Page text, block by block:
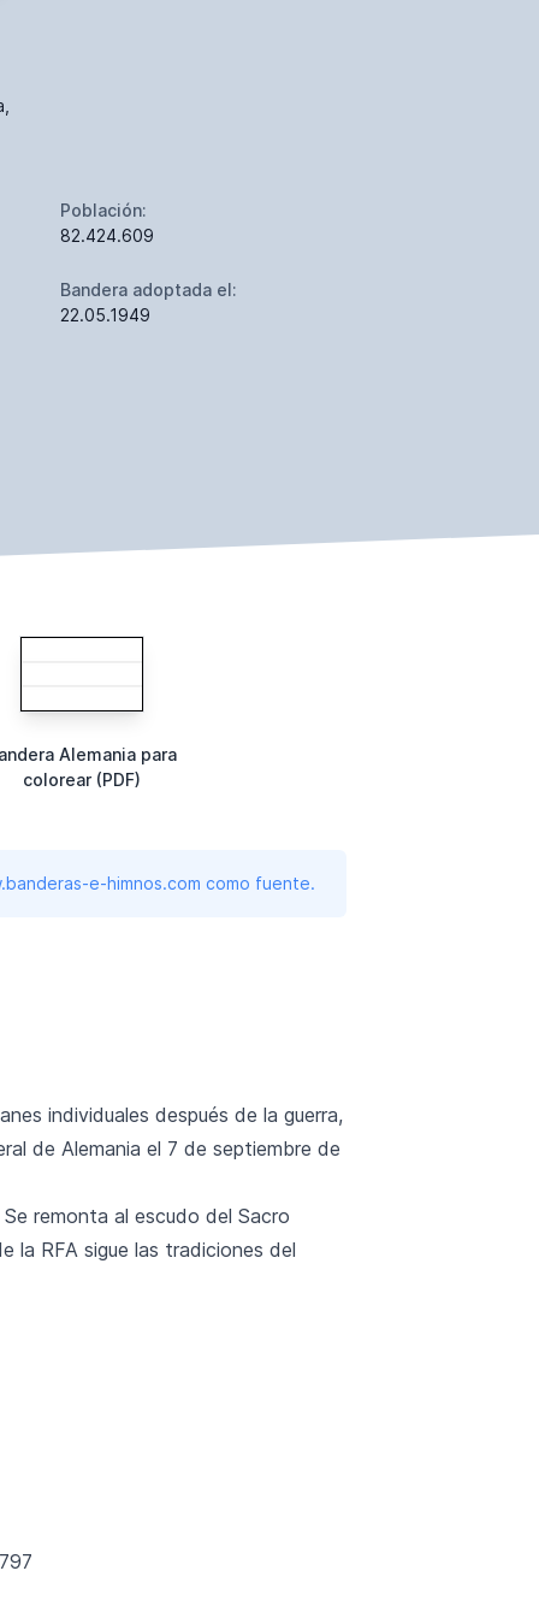
Población:
82.424.609
Bandera adoptada el:
22.05.1949
Alemania para
colorear (PDF)
e-himnos.com como fuente.
individuales después de la guerra,
de Alemania el 7 de septiembre de
remonta al escudo del Sacro
la RFA sigue las tradiciones del